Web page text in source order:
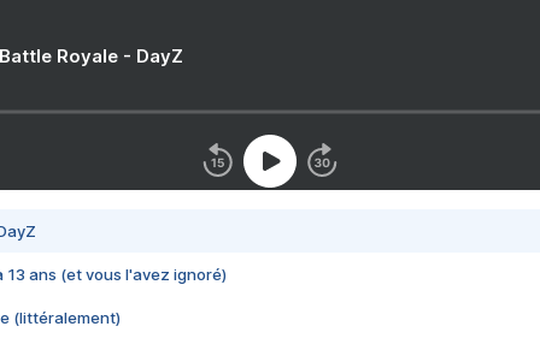
Royale - DayZ
13 ans (et vous l'avez ignoré)
(littéralement)